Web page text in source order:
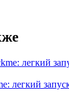
легкий